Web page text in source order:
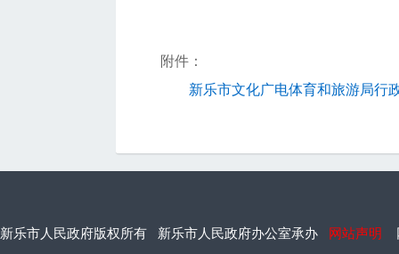
附件：
新乐市文化广电体育和旅游局行